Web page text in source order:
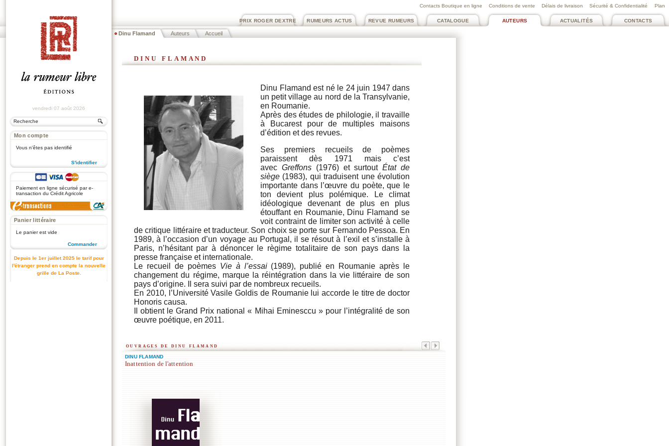
Plan
Contacts Boutique en ligne Conditions de vente Délais de livraison Sécurité & Confidentialité
CONTACTS
ACTUALITÉS
AUTEURS
CATALOGUE
REVUE RUMEURS
RUMEURS ACTUS
PRIX ROGER DEXTRE
Dinu Flamand Auteurs Accueil
vendredi 07 août 2026
Mon compte
Vous n'êtes pas identifié
S'identifier
Paiement en ligne sécurisé par e-
transaction du Crédit Agricole
Panier littéraire
Le panier est vide
Commander
Depuis le 1er juillet 2025 le tarif pour
l'étranger prend en compte la nouvelle
grille de La Poste.
dinu flamand
Dinu Flamand est né le 24 juin 1947 dans
un petit village au nord de la Transylvanie,
en Roumanie.
Après des études de philologie, il travaille
à Bucarest pour de multiples maisons
d’édition et des revues.
Ses premiers recueils de poèmes
paraissent dès 1971 mais c’est
avec Greffons(1976) et surtoutÉtat de
siège (1983), qui traduisent une évolution
importante dans l’œuvre du poète, que le
ton devient plus polémique. Le climat
idéologique devenant de plus en plus
étouffant en Roumanie, Dinu Flamand se
voit contraint de limiter son activité à celle
de critique littéraire et traducteur. Son choix se porte sur Fernando Pessoa. En
1989, à l’occasion d’un voyage au Portugal, il se résout à l’exil et s’installe à
Paris, n’hésitant par à dénoncer le règime totalitaire de son pays dans la
presse française et internationale.
Le recueil de poèmes Vie à l’essai(1989), publié en Roumanie après le
changement du régime, marque la réintégration dans la vie littéraire de son
pays d’origine. Il sera suivi par de nombreux recueils.
En 2010, l’Université Vasile Goldis de Roumanie lui accorde le titre de doctor
Honoris causa.
Il obtient le Grand Prix national « Mihai Eminesccu » pour l’intégralité de son
œuvre poétique, en 2011.
ouvrages de dinu flamand
DINU FLAMAND
Inattention de l'attention